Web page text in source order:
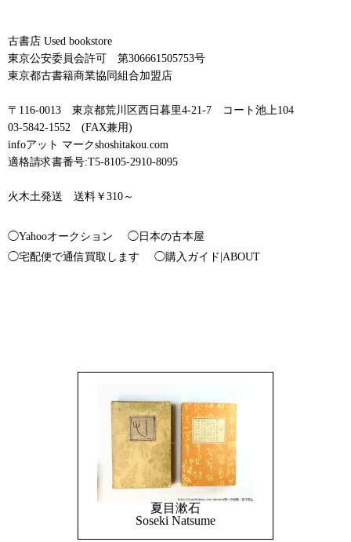
古書店 Used bookstore
東京公安委員会許可 第306661505753号
東京都古書籍商業協同組合加盟店
〒116-0013 東京都荒川区西日暮里4-21-7 コート池上104
03-5842-1552 (FAX兼用)
infoアット マークshoshitakou.com
適格請求書番号:T5-8105-2910-8095
火木土発送 送料￥310～
◯Yahooオークション
◯日本の古本屋
◯宅配便で通信買取します
◯購入ガイド|ABOUT
夏目漱石
Soseki Natsume